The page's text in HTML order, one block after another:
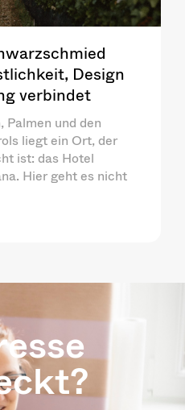
Design
verbindet
und den
liegt ein Ort, der
ist: das Hotel
Hier geht es nicht